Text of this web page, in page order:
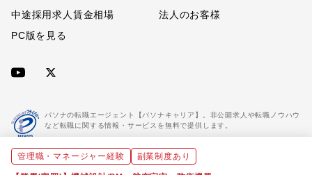
中途採用求人賃金相場
法人のお客様
PC版を見る
パソナの転職エージェント【パソナキャリア】。非公開求人や転職ノウハウ
など転職に関する情報・サービスを無料で提供します。
「パソナキャリア」は職業紹介優良事業者に認定されています。
管理職・マネージャー経験 副業制度あり